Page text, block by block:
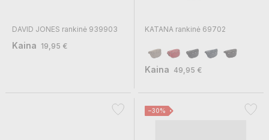
DAVID JONES rankinė 939903
Kaina 19,95 €
KATANA rankinė 69702
Kaina 49,95 €
−30%